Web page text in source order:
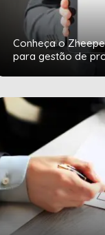
Conheça o
para gestão de